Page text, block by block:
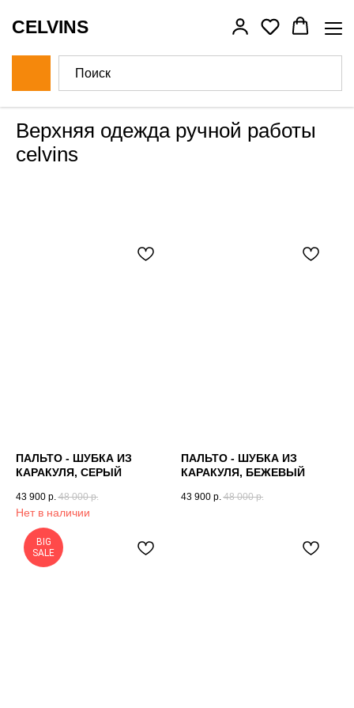
CELVINS
Верхняя одежда ручной работы
celvins
ПАЛЬТО - ШУБКА ИЗ
КАРАКУЛЯ, СЕРЫЙ
43 900 р. 48 000 р.
Нет в наличии
ПАЛЬТО - ШУБКА ИЗ
КАРАКУЛЯ, БЕЖЕВЫЙ
43 900 р. 48 000 р.
BIG
SALE